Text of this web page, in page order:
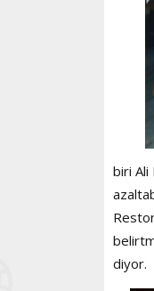
biri Ali
diyor.